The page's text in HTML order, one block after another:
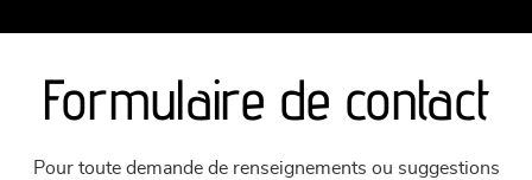
Formulaire de contact
Pour toute demande de renseignements ou suggestions